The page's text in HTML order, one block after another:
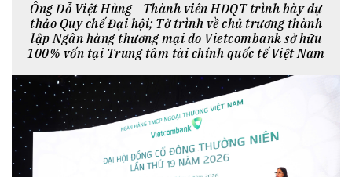
Ông Đỗ Việt Hùng - Thành viên HĐQT trình bày dự
thảo Quy chế Đại hội; Tờ trình về chủ trương thành
lập Ngân hàng thương mại do Vietcombank sở hữu
100% vốn tại Trung tâm tài chính quốc tế Việt Nam